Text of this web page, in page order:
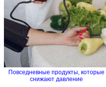
Повседневные продукты, которые
снижают давление